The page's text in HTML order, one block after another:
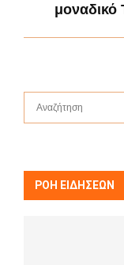
μοναδικό
f
ΡΟΗ ΕΙΔΗΣΕΩΝ